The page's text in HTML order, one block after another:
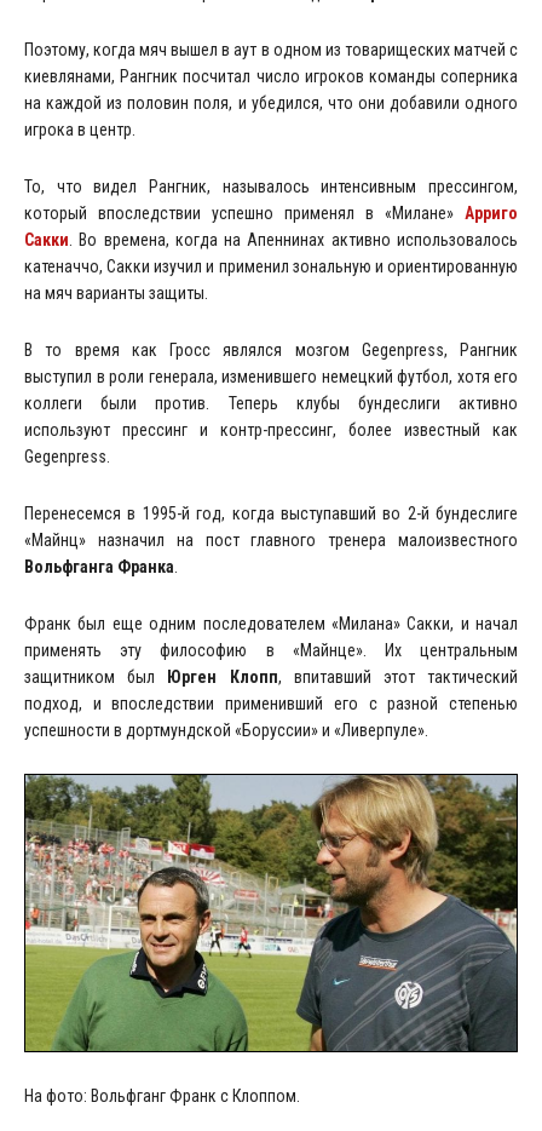
Поэтому, когда мяч вышел в аут в одном из товарищеских матчей с
киевлянами, Рангник посчитал число игроков команды соперника
на каждой из половин поля, и убедился, что они добавили одного
игрока в центр.
То, что видел Рангник, называлось интенсивным прессингом,
который впоследствии успешно применял в «Милане» Арриго
Сакки . Во времена, когда на Апеннинах активно использовалось
катеначчо, Сакки изучил и применил зональную и ориентированную
на мяч варианты защиты.
В то время как Гросс являлся мозгом Gegenpress, Рангник
выступил в роли генерала, изменившего немецкий футбол, хотя его
коллеги были против. Теперь клубы бундеслиги активно
используют прессинг и контр-прессинг, более известный как
Gegenpress.
Перенесемся в 1995-й год, когда выступавший во 2-й бундеслиге
«Майнц» назначил на пост главного тренера малоизвестного
Вольфганга Франка
Франк был еще одним последователем «Милана» Сакки, и начал
применять эту философию в «Майнце». Их центральным
защитником был
Юрген Клопп, впитавший этот тактический
подход, и впоследствии применивший его с разной степенью
успешности в дортмундской «Боруссии» и «Ливерпуле».
На фото: Вольфганг Франк с Клоппом.